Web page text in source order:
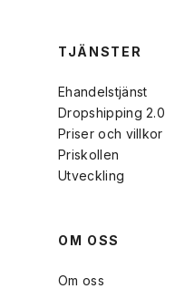
TJÄNSTER
Ehandelstjänst
Dropshipping 2.0
Priser och villkor
Priskollen
Utveckling
OM OSS
Om oss